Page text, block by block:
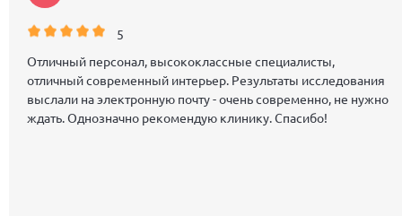
5
Отличный персонал, высококлассные специалисты,
отличный современный интерьер. Результаты исследования
выслали на электронную почту - очень современно, не нужно
ждать. Однозначно рекомендую клинику. Спасибо!